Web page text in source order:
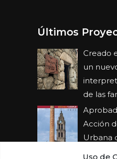
Uso de
Últimos
Creado
un
de las
Acción
Urbana